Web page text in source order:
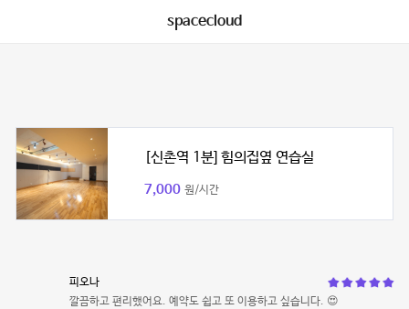
spacecloud
[신촌역 1분] 힘의집옆 연습실
7,000 원/시간
피오나
깔끔하고 편리했어요. 예약도 쉽고 또 이용하고 싶습니다. 😍